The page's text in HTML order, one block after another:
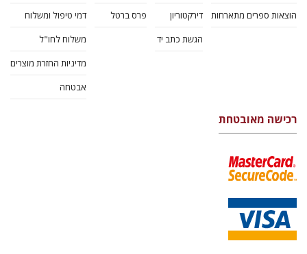
הוצאות ספרים מתארחות
דירקטוריון
הגשת כתב יד
פרס ברטל
דמי טיפול ומשלוח
משלוח לחו"ל
מדיניות החזרת מוצרים
אבטחה
רכישה מאובטחת